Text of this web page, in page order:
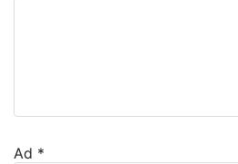
Ad *